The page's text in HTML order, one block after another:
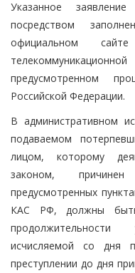
Указанное
посредством
официальном
предусмотренном
Российской Федерации.
В административном
подаваемом
лицом, которому
законом,
предусмотренных
КАС РФ, должны
продолжительности
исчисляемой со дня
преступлении до дня